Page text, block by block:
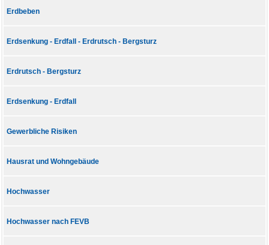
Erdbeben
Erdsenkung - Erdfall - Erdrutsch - Bergsturz
Erdrutsch - Bergsturz
Erdsenkung - Erdfall
Gewerbliche Risiken
Hausrat und Wohngebäude
Hochwasser
Hochwasser nach FEVB